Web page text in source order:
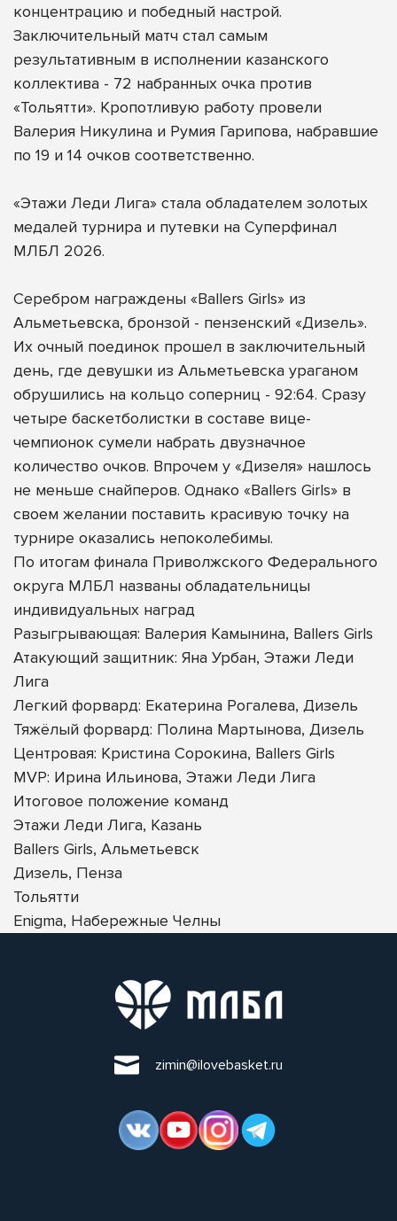
концентрацию и победный настрой.
Заключительный матч стал самым
результативным в исполнении казанского
коллектива - 72 набранных очка против
«Тольятти». Кропотливую работу провели
Валерия Никулина и Румия Гарипова, набравшие
по 19 и 14 очков соответственно.
«Этажи Леди Лига» стала обладателем золотых
медалей турнира и путевки на Суперфинал
МЛБЛ 2026.
Серебром награждены «Ballers Girls» из
Альметьевска, бронзой - пензенский «Дизель».
Их очный поединок прошел в заключительный
день, где девушки из Альметьевска ураганом
обрушились на кольцо соперниц - 92:64. Сразу
четыре баскетболистки в составе вице-
чемпионок сумели набрать двузначное
количество очков. Впрочем у «Дизеля» нашлось
не меньше снайперов. Однако «Ballers Girls» в
своем желании поставить красивую точку на
турнире оказались непоколебимы.
По итогам финала Приволжского Федерального
округа МЛБЛ названы обладательницы
индивидуальных наград
Разыгрывающая: Валерия Камынина, Ballers Girls
Атакующий защитник: Яна Урбан, Этажи Леди
Лига
Легкий форвард: Екатерина Рогалева, Дизель
Тяжёлый форвард: Полина Мартынова, Дизель
Центровая: Кристина Сорокина, Ballers Girls
MVP: Ирина Ильинова, Этажи Леди Лига
Итоговое положение команд
Этажи Леди Лига, Казань
Ballers Girls, Альметьевск
Дизель, Пенза
Тольятти
Enigma, Набережные Челны
zimin@ilovebasket.ru